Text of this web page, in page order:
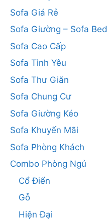
Sofa Giá Rẻ
Sofa Giường – Sofa Bed
Sofa Cao Cấp
Sofa Tình Yêu
Sofa Thư Giãn
Sofa Chung Cư
Sofa Giường Kéo
Sofa Khuyến Mãi
Sofa Phòng Khách
Combo Phòng Ngủ
Cổ Điển
Gỗ
Hiện Đại